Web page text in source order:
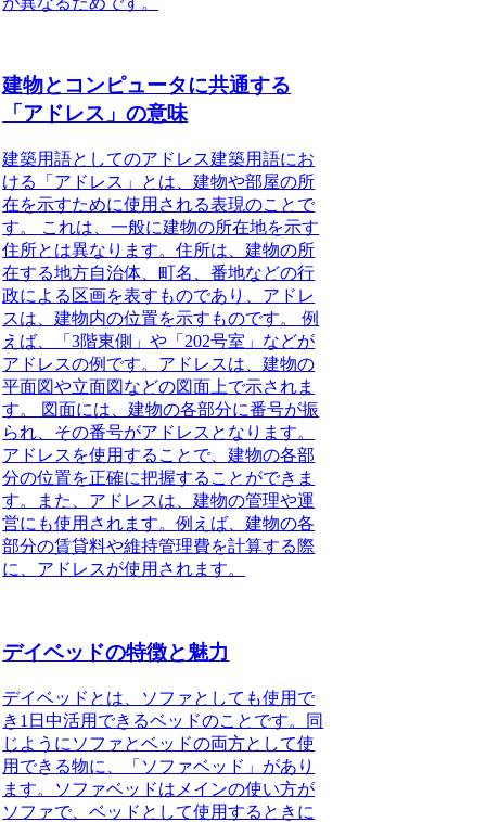
建物とコンピュータに共通する
「アドレス」の意味
建築用語としてのアドレス建築用語にお
ける「アドレス」とは、建物や部屋の所
在を示すために使用される表現のことで
す。
これは、一般に建物の所在地を示す
住所とは異なります。住所は、建物の所
在する地方自治体、町名、番地などの行
政による区画を表すものであり、 アドレ
スは、建物内の位置を示すものです。
例
えば、「3階東側」や「202号室」などが
アドレスの例です。 アドレスは、建物の
平面図や立面図などの図面上で示されま
す。
図面には、建物の各部分に番号が振
られ、 その番号がアドレスとなります。
アドレスを使用することで、建物の各部
分の位置を正確に把握することができま
す。また、アドレスは、建物の管理や運
営にも使用されます。例えば、建物の各
部分の賃貸料や維持管理費を計算する際
に、アドレスが使用されます。
デイベッドの特徴と魅力
デイベッドとは、ソファとしても使用で
き1日中活用できるベッドのことです。同
じようにソファとベッドの両方として使
用できる物に、「ソファベッド」があり
ます。ソファベッドはメインの使い方が
ソファで、ベッドとして使用するときに